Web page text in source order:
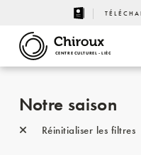
CENTRE CULTUREL - LIÈGE
Notre saison
Réinitialiser les filtres